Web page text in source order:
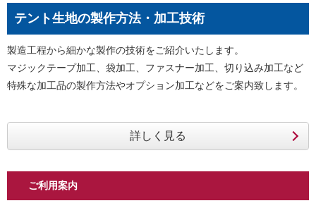
テント生地の製作方法・加工技術
製造工程から細かな製作の技術をご紹介いたします。
マジックテープ加工、袋加工、ファスナー加工、切り込み加工など
特殊な加工品の製作方法やオプション加工などをご案内致します。
ご利用案内